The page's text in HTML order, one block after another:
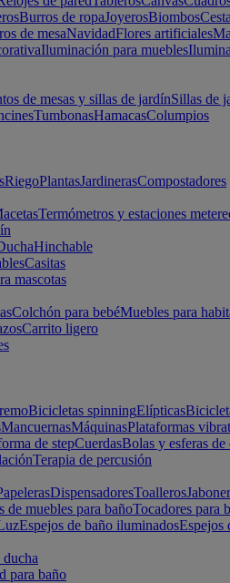
Burros de ropaJoyerosBiombos
de mesaNavidadFlores artificiales
Iluminación para muebles
de mesas y sillas de jardínSillas de
TumbonasHamacasColumpios
RiegoPlantasJardinerasCompostadores
Termómetros y estaciones
Hinchable
Casitas
mascotas
Colchón para bebéMuebles para
Carrito ligero
Bicicletas spinningElípticas
MancuernasMáquinasPlataformas
de stepCuerdasBolas y esferas
Terapia de percusión
DispensadoresToalleros
de muebles para bañoTocadores para
Espejos de baño iluminadosEspejos
para baño